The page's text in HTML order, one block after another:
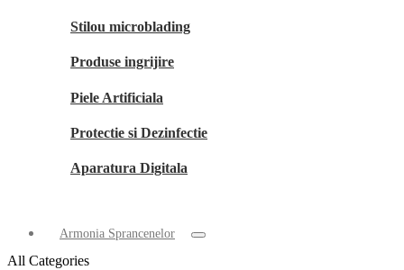
Stilou microblading
Produse ingrijire
Piele Artificiala
Protectie si Dezinfectie
Aparatura Digitala
Armonia Sprancenelor
All Categories